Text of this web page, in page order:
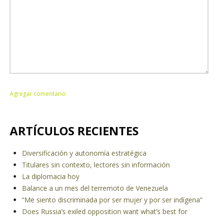
ARTÍCULOS RECIENTES
Diversificación y autonomía estratégica
Titulares sin contexto, lectores sin información
La diplomacia hoy
Balance a un mes del terremoto de Venezuela
“Me siento discriminada por ser mujer y por ser indígena”
Does Russia’s exiled opposition want what’s best for